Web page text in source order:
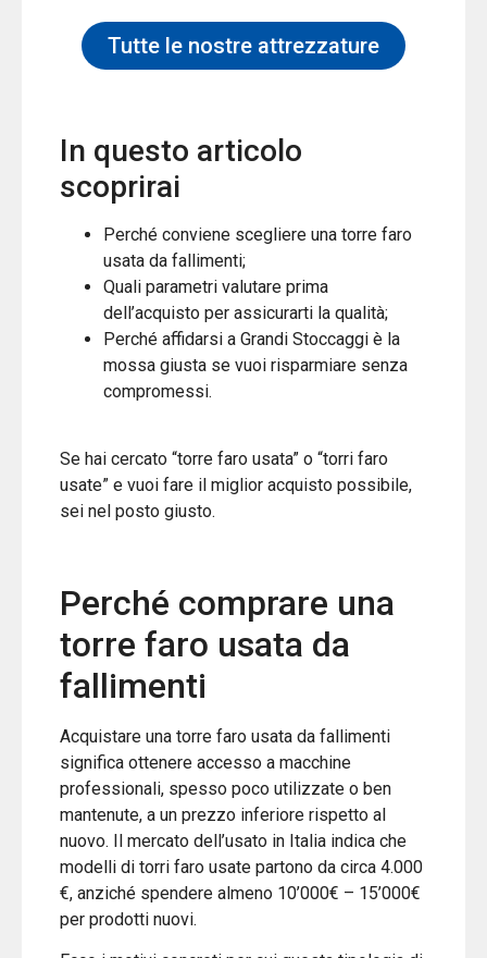
Tutte le nostre attrezzature
In questo articolo
scoprirai
Perché conviene scegliere una torre faro
usata da fallimenti;
Quali parametri valutare prima
dell’acquisto per assicurarti la qualità;
Perché affidarsi a Grandi Stoccaggi è la
mossa giusta se vuoi risparmiare senza
compromessi.
Se hai cercato “torre faro usata” o “torri faro
usate” e vuoi fare il miglior acquisto possibile,
sei nel posto giusto.
Perché comprare una
torre faro usata da
fallimenti
Acquistare una torre faro usata da fallimenti
significa ottenere accesso a macchine
professionali, spesso poco utilizzate o ben
mantenute, a un prezzo inferiore rispetto al
nuovo. Il mercato dell’usato in Italia indica che
modelli di torri faro usate partono da circa 4.000
€, anziché spendere almeno 10’000€ – 15’000€
per prodotti nuovi.